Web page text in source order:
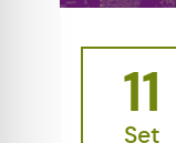
11
Set